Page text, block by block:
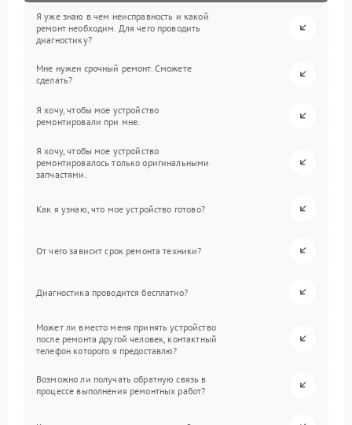
Я уже знаю в чем неисправность и какой
ремонт необходим. Для чего проводить
диагностику?
Мне нужен срочный ремонт. Сможете
сделать?
Я хочу, чтобы мое устройство
ремонтировали при мне.
Я хочу, чтобы мое устройство
ремонтировалось только оригинальными
запчастями.
Как я узнаю, что мое устройство готово?
От чего зависит срок ремонта техники?
Диагностика проводится бесплатно?
Может ли вместо меня принять устройство
после ремонта другой человек, контактный
телефон которого я предоставлю?
Возможно ли получать обратную связь в
процессе выполнения ремонтных работ?